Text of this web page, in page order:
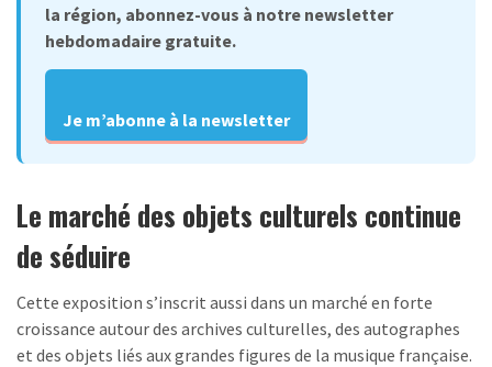
la région, abonnez-vous à notre newsletter
hebdomadaire gratuite.
Je m’abonne à la newsletter
Le marché des objets culturels continue
de séduire
Cette exposition s’inscrit aussi dans un marché en forte
croissance autour des archives culturelles, des autographes
et des objets liés aux grandes figures de la musique française.